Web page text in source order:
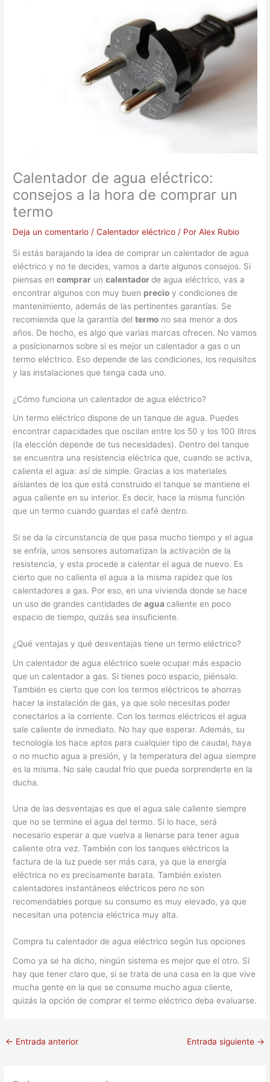
Calentador de agua eléctrico:
consejos a la hora de comprar un
termo
Deja un comentario /Calentador eléctrico / PorAlex Rubio
Si estás barajando la idea de comprar un calentador de agua
eléctrico y no te decides, vamos a darte algunos consejos. Si
piensas encomprar uncalentadorde agua eléctrico, vas a
encontrar algunos con muy buen precio y condiciones de
mantenimiento, además de las pertinentes garantías. Se
recomienda que la garantía deltermo no sea menor a dos
años. De hecho, es algo que varias marcas ofrecen. No vamos
a posicionarnos sobre si es mejor un calentador a gas o un
termo eléctrico. Eso depende de las condiciones, los requisitos
y las instalaciones que tenga cada uno.
¿Cómo funciona un calentador de agua eléctrico?
Un termo eléctrico dispone de un tanque de agua. Puedes
encontrar capacidades que oscilan entre los 50 y los 100 litros
(la elección depende de tus necesidades). Dentro del tanque
se encuentra una resistencia eléctrica que, cuando se activa,
calienta el agua: así de simple. Gracias a los materiales
aislantes de los que está construido el tanque se mantiene el
agua caliente en su interior. Es decir, hace la misma función
que un termo cuando guardas el café dentro.
Si se da la circunstancia de que pasa mucho tiempo y el agua
se enfría, unos sensores automatizan la activación de la
resistencia, y esta procede a calentar el agua de nuevo. Es
cierto que no calienta el agua a la misma rapidez que los
calentadores a gas. Por eso, en una vivienda donde se hace
un uso de grandes cantidades deaguacaliente en poco
espacio de tiempo, quizás sea insuficiente.
¿Qué ventajas y qué desventajas tiene un termo eléctrico?
Un calentador de agua eléctrico suele ocupar más espacio
que un calentador a gas. Si tienes poco espacio, piénsalo.
También es cierto que con los termos eléctricos te ahorras
hacer la instalación de gas, ya que solo necesitas poder
conectarlos a la corriente. Con los termos eléctricos el agua
sale caliente de inmediato. No hay que esperar. Además, su
tecnología los hace aptos para cualquier tipo de caudal, haya
o no mucho agua a presión, y la temperatura del agua siempre
es la misma. No sale caudal frío que pueda sorprenderte en la
ducha.
Una de las desventajas es que el agua sale caliente siempre
que no se termine el agua del termo. Si lo hace, será
necesario esperar a que vuelva a llenarse para tener agua
caliente otra vez. También con los tanques eléctricos la
factura de la luz puede ser más cara, ya que la energía
eléctrica no es precisamente barata. También existen
calentadores instantáneos eléctricos pero no son
recomendables porque su consumo es muy elevado, ya que
necesitan una potencia eléctrica muy alta.
Compra tu calentador de agua eléctrico según tus opciones
Como ya se ha dicho, ningún sistema es mejor que el otro. Sí
hay que tener claro que, si se trata de una casa en la que vive
mucha gente en la que se consume mucho agua cliente,
quizás la opción de comprar el termo eléctrico deba evaluarse.
← Entrada anterior Entrada siguiente →